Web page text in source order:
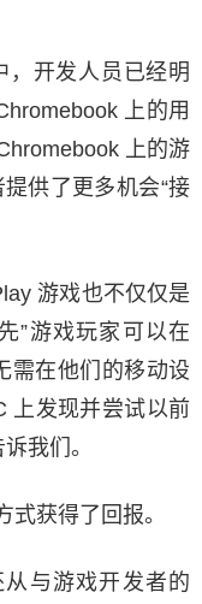
，开发人员已经明
上的用
上的游
供了更多机会“接
游戏也不仅仅是
”游戏玩家可以在
需在他们的移动设
上发现并尝试以前
我们。
式获得了回报。
与游戏开发者的